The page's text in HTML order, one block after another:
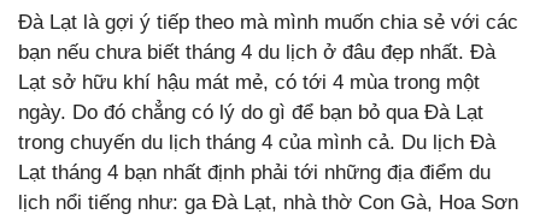
Đà Lạt là gợi ý tiếp theo mà mình muốn chia sẻ với các
bạn nếu chưa biết tháng 4 du lịch ở đâu đẹp nhất. Đà
Lạt sở hữu khí hậu mát mẻ, có tới 4 mùa trong một
ngày. Do đó chẳng có lý do gì để bạn bỏ qua Đà Lạt
trong chuyến du lịch tháng 4 của mình cả. Du lịch Đà
Lạt tháng 4 bạn nhất định phải tới những địa điểm du
lịch nổi tiếng như: ga Đà Lạt, nhà thờ Con Gà, Hoa Sơn